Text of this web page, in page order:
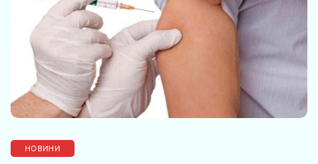
НОВИНИ